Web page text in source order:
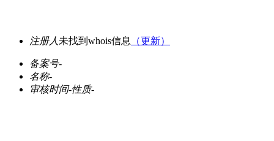
注册人 未找到whois信息 （更新）
备案号-
名称-
审核时间-性质-